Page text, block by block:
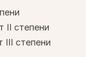
II степени
III степени